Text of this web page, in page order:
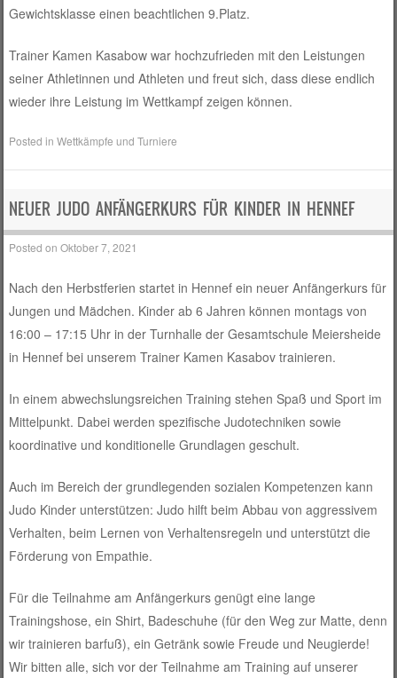
Gewichtsklasse einen beachtlichen 9.Platz.
Trainer Kamen Kasabow war hochzufrieden mit den Leistungen
seiner Athletinnen und Athleten und freut sich, dass diese endlich
wieder ihre Leistung im Wettkampf zeigen können.
Posted inWettkämpfe und Turniere
NEUER JUDO ANFÄNGERKURS FÜR KINDER IN HENNEF
Posted onOktober 7, 2021
Nach den Herbstferien startet in Hennef ein neuer Anfängerkurs für
Jungen und Mädchen. Kinder ab 6 Jahren können montags von
16:00 – 17:15 Uhr in der Turnhalle der Gesamtschule Meiersheide
in Hennef bei unserem Trainer Kamen Kasabov trainieren.
In einem abwechslungsreichen Training stehen Spaß und Sport im
Mittelpunkt. Dabei werden spezifische Judotechniken sowie
koordinative und konditionelle Grundlagen geschult.
Auch im Bereich der grundlegenden sozialen Kompetenzen kann
Judo Kinder unterstützen: Judo hilft beim Abbau von aggressivem
Verhalten, beim Lernen von Verhaltensregeln und unterstützt die
Förderung von Empathie.
Für die Teilnahme am Anfängerkurs genügt eine lange
Trainingshose, ein Shirt, Badeschuhe (für den Weg zur Matte, denn
wir trainieren barfuß), ein Getränk sowie Freude und Neugierde!
Wir bitten alle, sich vor der Teilnahme am Training auf unserer